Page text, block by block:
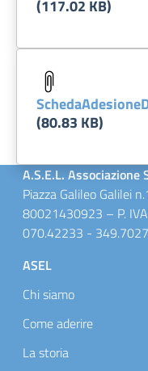
(117.02 KB)
(80.83 KB)
A.S.E.L. Associazione
Piazza Galileo Galilei
80021430923 – P.
070.42233 -
Footer menu
ASEL
Chi siamo
Come aderire
La storia